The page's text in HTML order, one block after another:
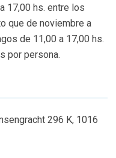
17,00 hs. entre los
que de noviembre a
de 11,00 a 17,00 hs.
por persona.
296 K, 1016